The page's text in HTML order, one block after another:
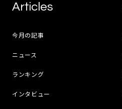
Articles
今月の記事
ニュース
ランキング
インタビュー